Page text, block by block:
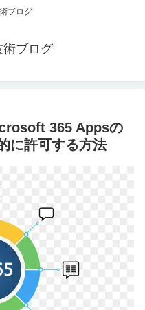
ブログ
術ブログ
365 Appsの
に許可する方法